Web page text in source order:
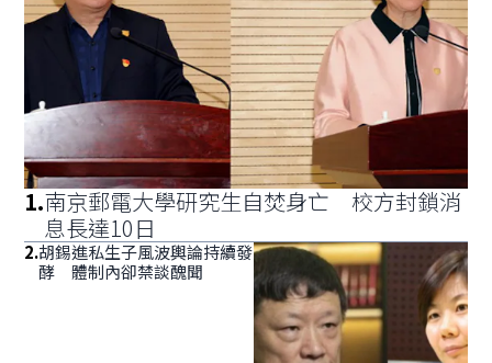
1.南京郵電大學研究生自焚身亡 校方封鎖消
息長達10日
2.胡錫進私生子風波輿論持續發
酵 體制內卻禁談醜聞